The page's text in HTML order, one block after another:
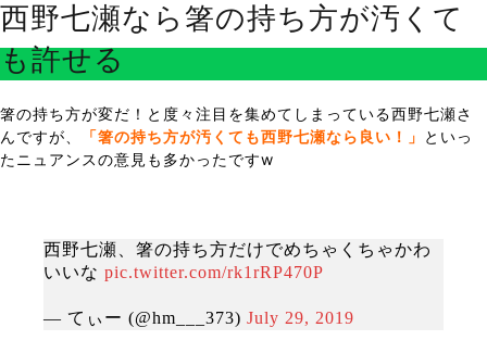
西野七瀬なら箸の持ち方が汚くて
も許せる
箸の持ち方が変だ！と度々注目を集めてしまっている西野七瀬さ
んですが、
「箸の持ち方が汚くても西野七瀬なら良い！」 といっ
たニュアンスの意見も多かったですw
西野七瀬、箸の持ち方だけでめちゃくちゃかわ
いいな pic.twitter.com/rk1rRP470P
— てぃー (@hm___373) July 29, 2019